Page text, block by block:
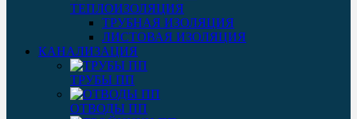
ТЕПЛОИЗОЛЯЦИЯ
ТРУБНАЯ ИЗОЛЯЦИЯ
ЛИСТОВАЯ ИЗОЛЯЦИЯ
КАНАЛИЗАЦИЯ
ТРУБЫ ПП
ОТВОДЫ ПП